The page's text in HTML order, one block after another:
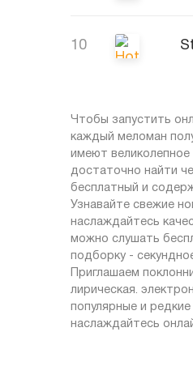
10
Чтобы запустить
каждый меломан
имеют
достаточно найти
бесплатный и
Узнавайте свежие
наслаждайтесь
можно слушать
подборку -
Приглашаем
лирическая.
популярные и
наслаждайтесь